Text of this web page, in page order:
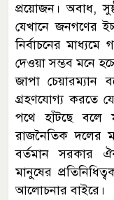
প্রয়োজন। অবাধ,
যেখানে জনগণের
নির্বাচনের
দেওয়া সম্ভব মনে
জাপা চেয়ারম্যান
গ্রহণযোগ্য করতে
পথে হাঁটছে বলে
রাজনৈতিক দলের
বর্তমান সরকার
মানুষের
আলোচনার বাইরে।